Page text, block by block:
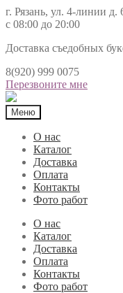
г. Рязань, ул. 4-линии д.
с 08:00 до 20:00
Доставка съедобных
8(920) 999 0075
Перезвоните мне
Меню
О нас
Каталог
Доставка
Оплата
Контакты
Фото работ
О нас
Каталог
Доставка
Оплата
Контакты
Фото работ